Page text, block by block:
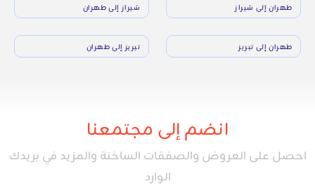
طهران إلى شيراز شيراز إلى طهران
طهران إلى تبريز تبريز إلى طهران
انضم إلى مجتمعنا
احصل على العروض والصفقات الساخنة والمزيد في بريدك
الوارد